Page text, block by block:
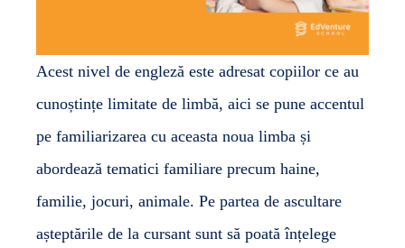
Acest nivel de engleză este adresat copiilor ce au
cunoștințe limitate de limbă, aici se pune accentul
pe familiarizarea cu aceasta noua limba și
abordează tematici familiare precum haine,
familie, jocuri, animale. Pe partea de ascultare
așteptările de la cursant sunt să poată înțelege